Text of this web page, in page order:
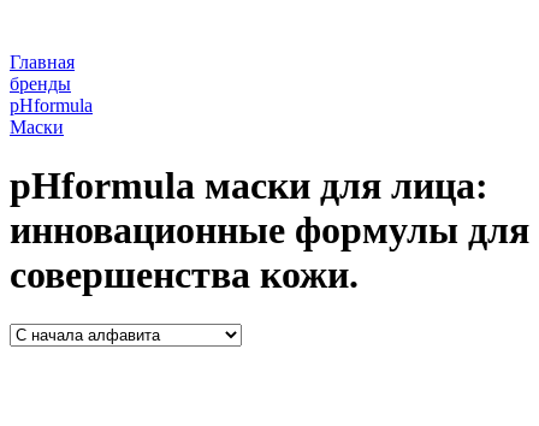
Главная
бренды
pHformula
Маски
pHformula маски для лица:
инновационные формулы для
совершенства кожи.